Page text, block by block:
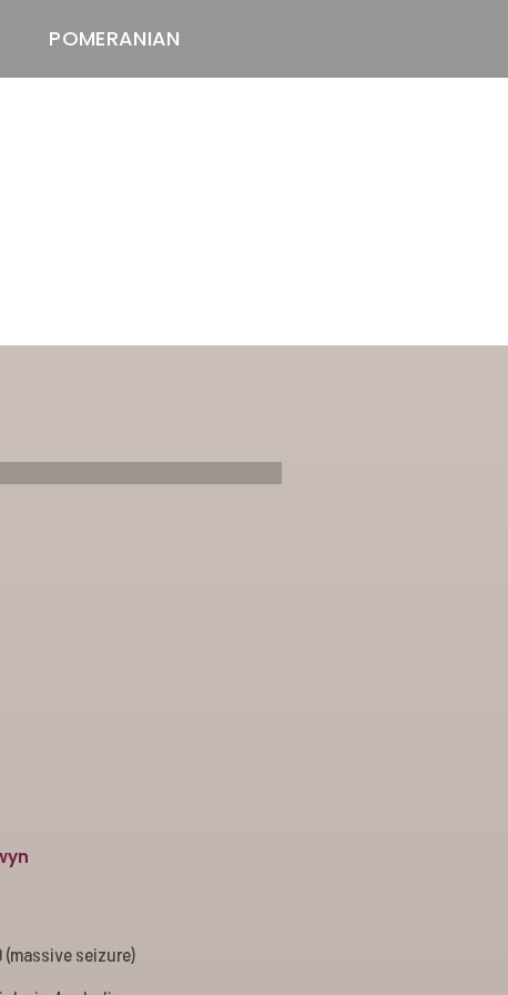
POMERANIAN
pomeranian
(massive seizure)